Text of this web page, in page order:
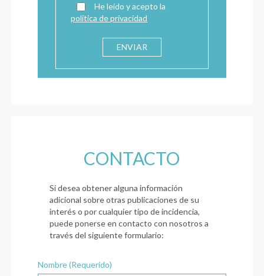
He leído y acepto la
política de privacidad
CONTACTO
Si desea obtener alguna información
adicional sobre otras publicaciones de su
interés o por cualquier tipo de incidencia,
puede ponerse en contacto con nosotros a
través del siguiente formulario:
Nombre (Requerido)